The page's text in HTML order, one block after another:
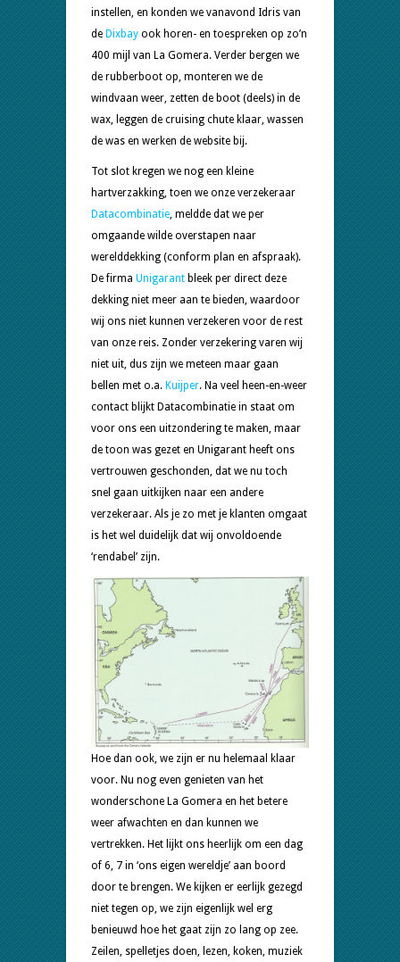
instellen, en konden we vanavond Idris van
de Dixbay ook horen- en toespreken op zo’n
400 mijl van La Gomera. Verder bergen we
de rubberboot op, monteren we de
windvaan weer, zetten de boot (deels) in de
wax, leggen de cruising chute klaar, wassen
de was en werken de website bij.
Tot slot kregen we nog een kleine
hartverzakking, toen we onze verzekeraar
Datacombinatie, meldde dat we per
omgaande wilde overstapen naar
werelddekking (conform plan en afspraak).
De firma Unigarant bleek per direct deze
dekking niet meer aan te bieden, waardoor
wij ons niet kunnen verzekeren voor de rest
van onze reis. Zonder verzekering varen wij
niet uit, dus zijn we meteen maar gaan
bellen met o.a. Kuijper. Na veel heen-en-weer
contact blijkt Datacombinatie in staat om
voor ons een uitzondering te maken, maar
de toon was gezet en Unigarant heeft ons
vertrouwen geschonden, dat we nu toch
snel gaan uitkijken naar een andere
verzekeraar. Als je zo met je klanten omgaat
is het wel duidelijk dat wij onvoldoende
‘rendabel’ zijn.
Hoe dan ook, we zijn er nu helemaal klaar
voor. Nu nog even genieten van het
wonderschone La Gomera en het betere
weer afwachten en dan kunnen we
vertrekken. Het lijkt ons heerlijk om een dag
of 6, 7 in ‘ons eigen wereldje’ aan boord
door te brengen. We kijken er eerlijk gezegd
niet tegen op, we zijn eigenlijk wel erg
benieuwd hoe het gaat zijn zo lang op zee.
Zeilen, spelletjes doen, lezen, koken, muziek